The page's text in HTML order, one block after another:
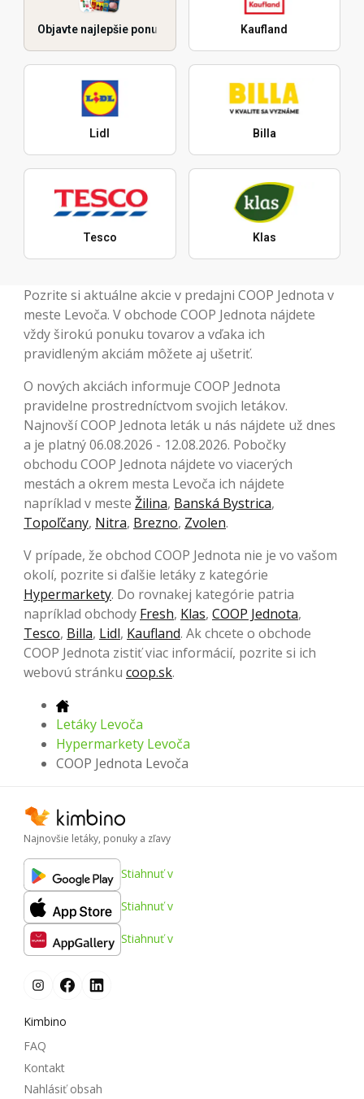
Objavte najlepšie ponuky Kaufland
Lidl Billa
Tesco Klas
Pozrite si aktuálne akcie v predajni COOP Jednota v
meste Levoča. V obchode COOP Jednota nájdete
vždy širokú ponuku tovarov a vďaka ich
pravidleným akciám môžete aj ušetriť.
O nových akciách informuje COOP Jednota
pravidelne prostredníctvom svojich letákov.
Najnovší COOP Jednota leták u nás nájdete už dnes
a je platný 06.08.2026 - 12.08.2026. Pobočky
obchodu COOP Jednota nájdete vo viacerých
mestách a okrem mesta Levoča ich nájdete
napríklad v meste Žilina, Banská Bystrica,
Topoľčany, Nitra, Brezno, Zvolen.
V prípade, že obchod COOP Jednota nie je vo vašom
okolí, pozrite si ďalšie letáky z kategórie
Hypermarkety. Do rovnakej kategórie patria
napríklad obchody Fresh, Klas, COOP Jednota,
Tesco, Billa, Lidl, Kaufland. Ak chcete o obchode
COOP Jednota zistiť viac informácií, pozrite si ich
webovú stránku coop.sk.
Letáky Levoča
Hypermarkety Levoča
COOP Jednota Levoča
Najnovšie letáky, ponuky a zľavy
Stiahnuť v
Stiahnuť v
Stiahnuť v
Kimbino
FAQ
Kontakt
Nahlásiť obsah